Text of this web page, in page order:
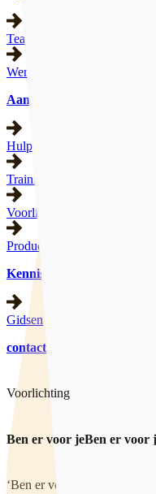
Team & expertise
Werkgebied
Aanbod
Hulpverlening
Trainingen
Voorlichting
Producten
Kennisbank
Gidsen
contact
Voorlichting
Ben er voor jeBen er voor
‘Ben er voor je’ is een